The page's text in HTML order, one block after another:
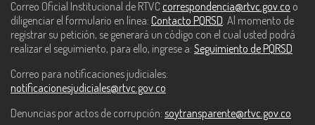
Correo Oficial Institucional de RTVC correspondencia@rtvc.gov.co o
diligenciar el formulario en línea: Contacto PQRSD. Al momento de
registrar su petición, se generará un código con el cual usted podrá
realizar el seguimiento, para ello, ingrese a: Seguimiento de PQRSD
Correo para notificaciones judiciales:
notificacionesjudiciales@rtvc.gov.co
Denuncias por actos de corrupción: soytransparente@rtvc.gov.co